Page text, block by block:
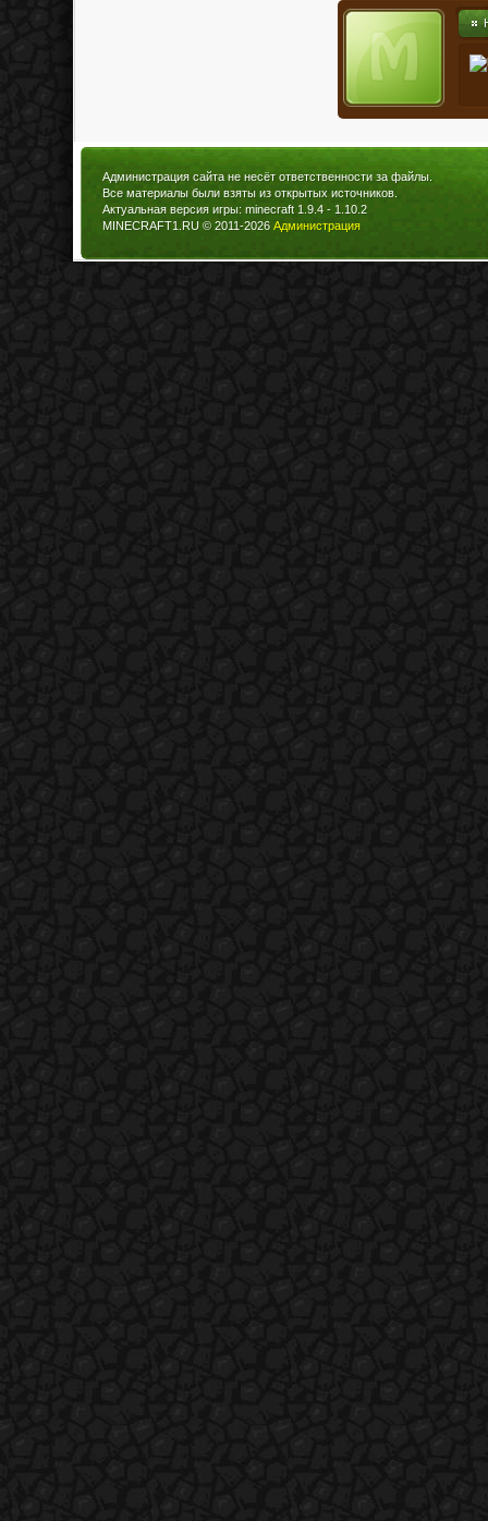
Администрация сайта не несёт ответственности за файлы.
Все материалы были взяты из открытых источников.
Актуальная версия игры: minecraft 1.9.4 - 1.10.2
MINECRAFT1.RU © 2011-2026 Администрация